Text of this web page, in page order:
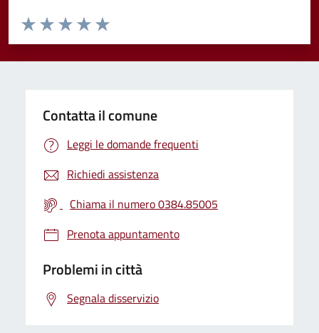
Valuta da 1 a 5 stelle la pagina
Valuta 5 stelle su 5
Valuta 4 stelle su 5
Valuta 3 stelle su 5
Valuta 2 stelle su 5
Valuta 1 stelle su 5
Contatta il comune
Leggi le domande frequenti
Richiedi assistenza
Chiama il numero 0384.85005
Prenota appuntamento
Problemi in città
Segnala disservizio